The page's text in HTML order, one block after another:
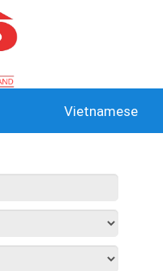
Vietnamese